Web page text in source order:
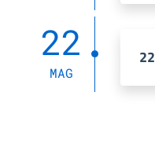
22
MAG